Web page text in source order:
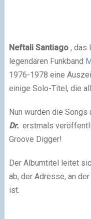
Neftali Santiago, das
legendären Funkband
1976-1978 eine
einige Solo-Titel, die
Nun wurden die
Dr. erstmals
Groove Digger!
Der Albumtitel leitet
ab, der Adresse, an der
ist.